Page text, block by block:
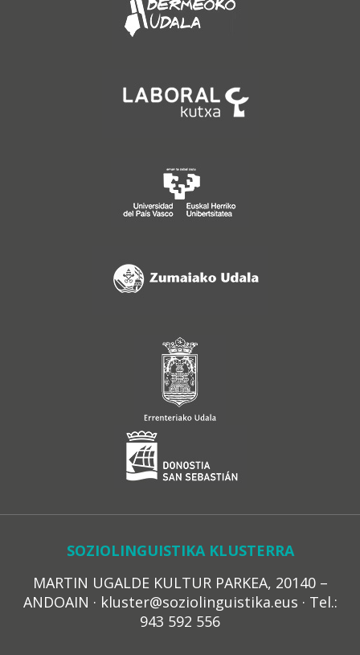
SOZIOLINGUISTIKA KLUSTERRA
MARTIN UGALDE KULTUR PARKEA, 20140 –
ANDOAIN · kluster@soziolinguistika.eus · Tel.:
943 592 556